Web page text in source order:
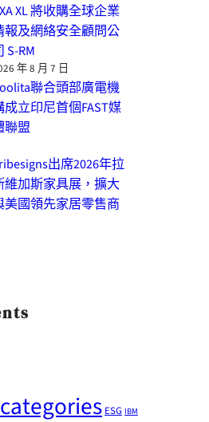
XL 將收購全球企業
報及網絡安全顧問公
S-RM
年 8 月 7 日
聯合頭部廣電機
成立印尼首個FAST媒
聯盟
出席2026年拉
維加斯家具展，擴大
美國領先家居零售商
categories ESG IBM